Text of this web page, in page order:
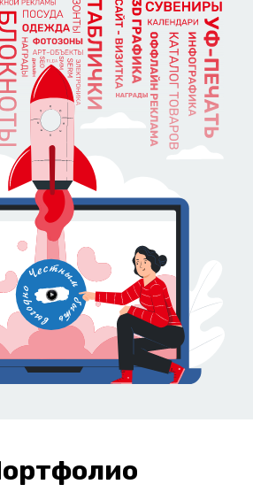
ассортименте
разные типы
под нужды
заказчика
представлены разные
под нужды заказчика
буквами
стелы/пилоны для АЗС
наши проекты доступными